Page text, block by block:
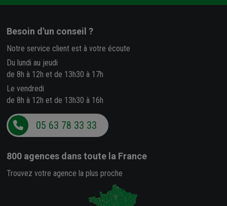
Besoin d'un conseil ?
Notre service client est à votre écoute
Du lundi au jeudi
de 8h à 12h et de 13h30 à 17h
Le vendredi
de 8h à 12h et de 13h30 à 16h
05 63 78 33 33
800 agences dans toute la France
Trouvez votre agence la plus proche